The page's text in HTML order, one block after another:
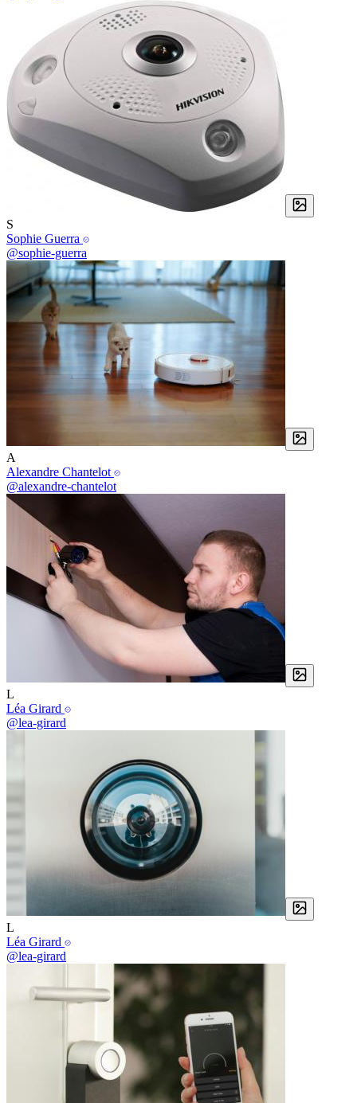
S
Sophie Guerra
@sophie-guerra
A
Alexandre Chantelot
@alexandre-chantelot
L
Léa Girard
@lea-girard
L
Léa Girard
@lea-girard